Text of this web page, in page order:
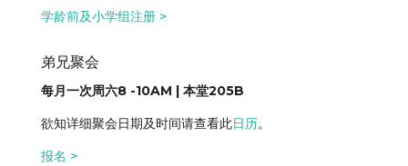
学龄前及小学组注册 >
弟兄聚会
每月一次周六8 -10AM | 本堂205B
欲知详细聚会日期及时间请查看此日历。
报名 >